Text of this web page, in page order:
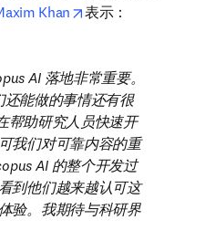
Khan opens in new tab/
表示：
AI 落地非常重要。
能做的事情还有很
帮助研究人员快速开
我们对可靠内容的重
AI 的整个开发过
到他们越来越认可这
验。我期待与科研界